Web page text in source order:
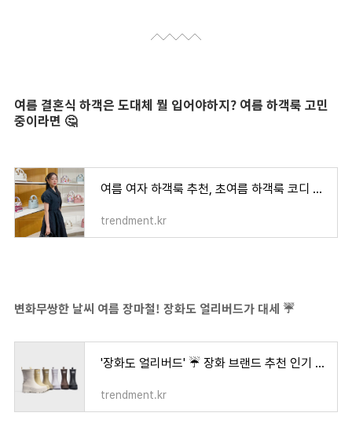
여름 결혼식 하객은 도대체 뭘 입어야하지? 여름 하객룩 고민
중이라면 🤔
여름 여자 하객룩 추천, 초여름 하객룩 코디 고민이라면 '이렇게'
trendment.kr
변화무쌍한 날씨 여름 장마철! 장화도 얼리버드가 대세 ☔️
'장화도 얼리버드' ☔️ 장화 브랜드 추천 인기 레인부츠 베스트 3
trendment.kr